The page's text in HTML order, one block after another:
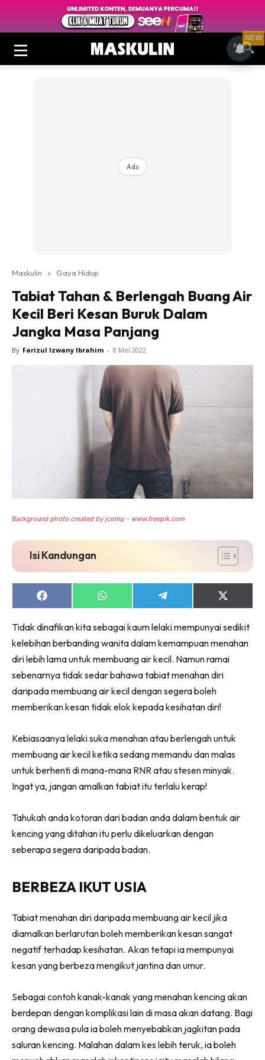
Ads
Maskulin » Gaya Hidup
Tabiat Tahan & Berlengah Buang Air
Kecil Beri Kesan Buruk Dalam
Jangka Masa Panjang
By Farizul Izwany Ibrahim - 8 Mei 2022
Background photo created by jcomp - www.freepik.com
Isi Kandungan
Share
on
Share
on
Share
on
Share
on
(Twitter)
Tidak dinafikan kita sebagai kaum lelaki mempunyai sedikit
kelebihan berbanding wanita dalam kemampuan menahan
diri lebih lama untuk membuang air kecil. Namun ramai
sebenarnya tidak sedar bahawa tabiat menahan diri
daripada membuang air kecil dengan segera boleh
memberikan kesan tidak elok kepada kesihatan diri!
Kebiasaanya lelaki suka menahan atau berlengah untuk
membuang air kecil ketika sedang memandu dan malas
untuk berhenti di mana-mana RNR atau stesen minyak.
Ingat ya, jangan amalkan tabiat itu terlalu kerap!
Tahukah anda kotoran dari badan anda dalam bentuk air
kencing yang ditahan itu perlu dikeluarkan dengan
seberapa segera daripada badan.
BERBEZA IKUT USIA
Tabiat menahan diri daripada membuang air kecil jika
diamalkan berlarutan boleh memberikan kesan sangat
negatif terhadap kesihatan. Akan tetapi ia mempunyai
kesan yang berbeza mengikut jantina dan umur.
Sebagai contoh kanak-kanak yang menahan kencing akan
berdepan dengan komplikasi lain di masa akan datang. Bagi
orang dewasa pula ia boleh menyebabkan jagkitan pada
saluran kencing. Malahan dalam kes lebih teruk, ia boleh
NEW